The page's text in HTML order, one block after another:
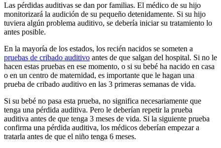
Las pérdidas auditivas se dan por familias. El médico de su hijo
monitorizará la audición de su pequeño detenidamente. Si su hijo
tuviera algún problema auditivo, se debería iniciar su tratamiento lo
antes posible.
En la mayoría de los estados, los recién nacidos se someten a
pruebas de cribado auditivo antes de que salgan del hospital. Si no le
hacen estas pruebas en ese momento, o si su bebé ha nacido en casa
o en un centro de maternidad, es importante que le hagan una
prueba de cribado auditivo en las 3 primeras semanas de vida.
Si su bebé no pasa esta prueba, no significa necesariamente que
tenga una pérdida auditiva. Pero le deberían repetir la prueba
auditiva antes de que tenga 3 meses de vida. Si la siguiente prueba
confirma una pérdida auditiva, los médicos deberían empezar a
tratarla antes de que el niño tenga 6 meses.